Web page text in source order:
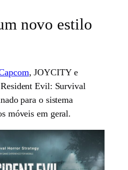
novo estilo
, JOYCITY e
Evil: Survival
para o sistema
móveis em geral.